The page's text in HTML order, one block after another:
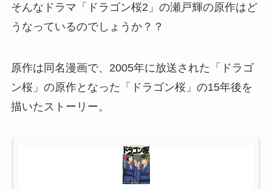
そんなドラマ「ドラゴン桜2」の瀬戸輝の原作はど
うなっているのでしょうか？？
原作は同名漫画で、2005年に放送された「ドラゴ
ン桜」の原作となった「ドラゴン桜」の15年後を
描いたストーリー。